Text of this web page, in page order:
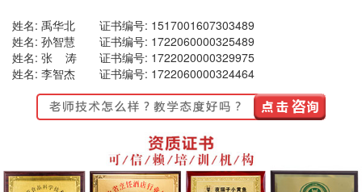
姓名: 禹华北
证书编号: 1517001607303489
姓名: 孙智慧
证书编号: 1722060000325489
姓名: 张 涛
证书编号: 1722020000329975
姓名: 李智杰
证书编号: 1722060000324464